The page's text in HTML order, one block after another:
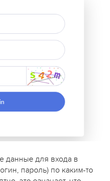
данные для входа в
пароль) по каким-то